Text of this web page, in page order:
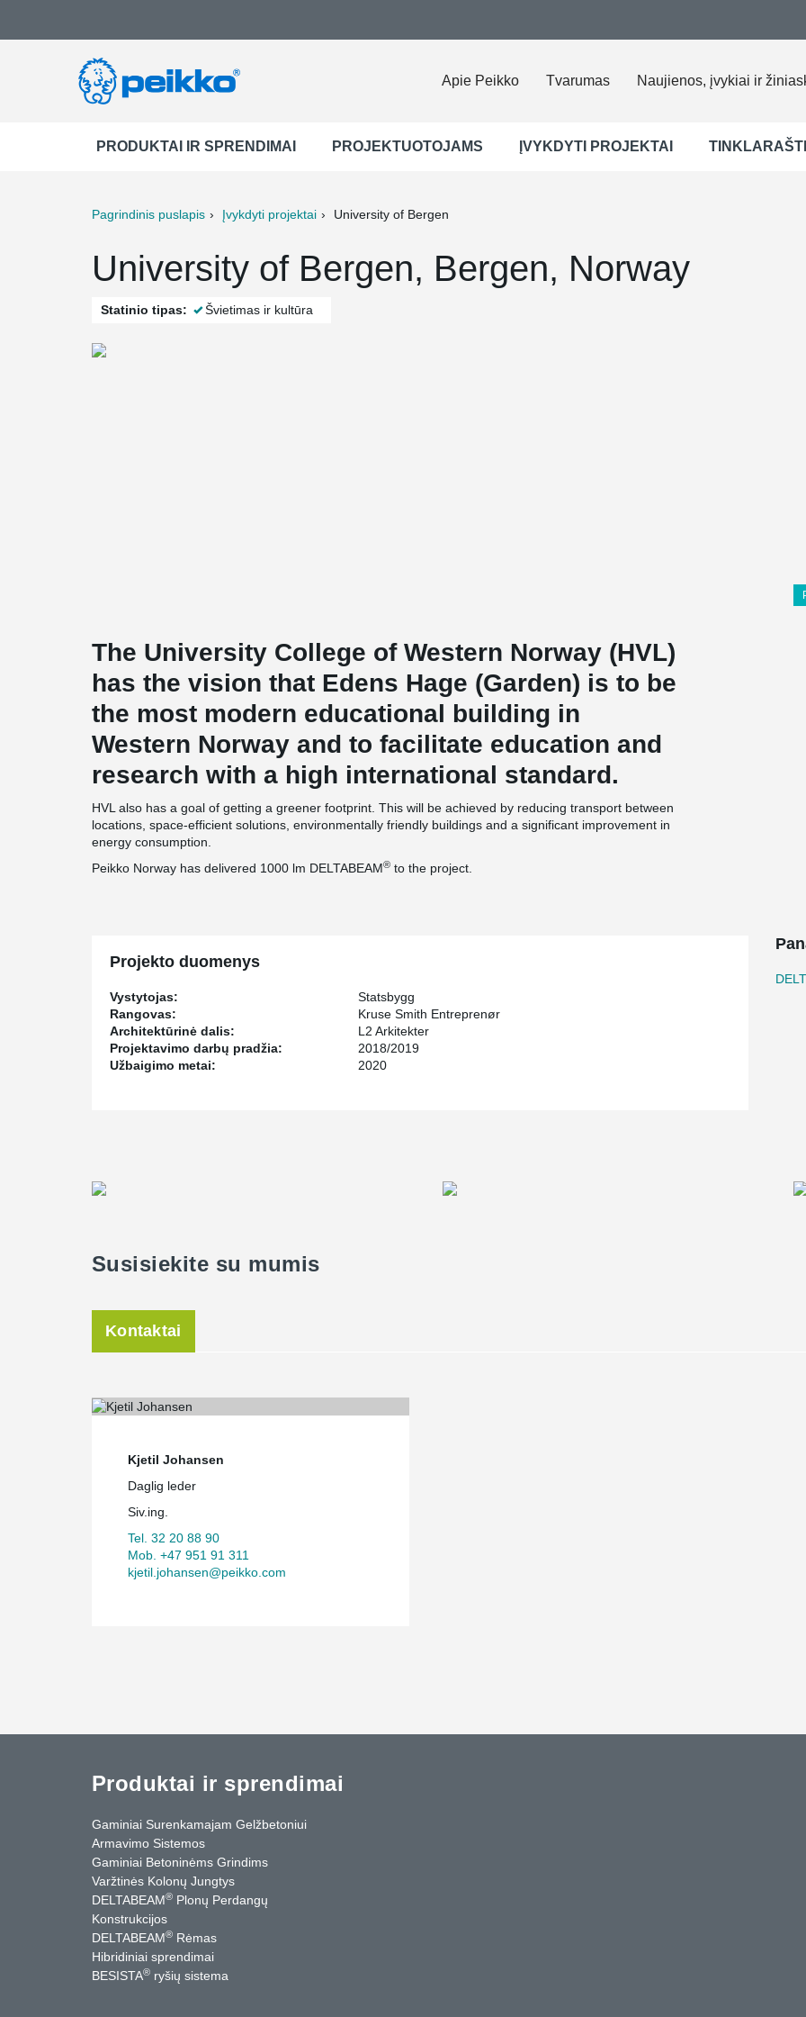
Apie Peikko Tvarumas Naujienos, įvykiai ir
PRODUKTAI IR SPRENDIMAI PROJEKTUOTOJAMS ĮVYKDYTI PROJEKTAI
Pagrindinis puslapis Įvykdyti projektai University of Bergen
University of Bergen, Bergen, Norway
Statinio tipas: Švietimas ir kultūra
The University College of Western Norway (HVL)
has the vision that Edens Hage (Garden) is to be
the most modern educational building in
Western Norway and to facilitate education and
research with a high international standard.
HVL also has a goal of getting a greener footprint. This will be achieved by reducing transport between
locations, space-efficient solutions, environmentally friendly buildings and a significant improvement in
energy consumption.
Peikko Norway has delivered 1000 lm DELTABEAM® to the project.
Projekto duomenys
Vystytojas:
Statsbygg
Rangovas:
Kruse Smith Entreprenør
Architektūrinė dalis:
L2 Arkitekter
Projektavimo darbų pradžia:
2018/2019
Užbaigimo metai:
2020
Susisiekite su mumis
Kontaktai
Kjetil Johansen
Daglig leder
Siv.ing.
Tel. 32 20 88 90
Mob. +47 951 91 311
kjetil.johansen@peikko.com
Produktai ir sprendimai
Gaminiai Surenkamajam Gelžbetoniui
Armavimo Sistemos
Gaminiai Betoninėms Grindims
Varžtinės Kolonų Jungtys
DELTABEAM® Plonų Perdangų
Konstrukcijos
DELTABEAM® Rėmas
Hibridiniai sprendimai
BESISTA® ryšių sistema